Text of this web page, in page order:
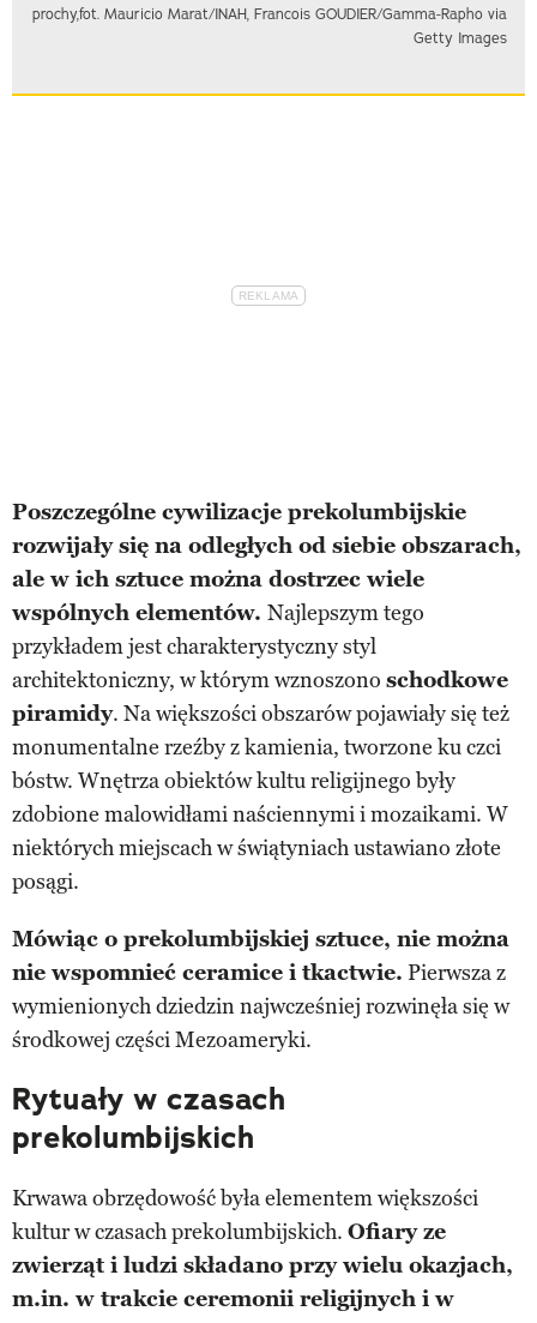
prochy,fot. Mauricio Marat/INAH, Francois GOUDIER/Gamma-Rapho via
Getty Images
Poszczególne cywilizacje prekolumbijskie
rozwijały się na odległych od siebie obszarach,
ale w ich sztuce można dostrzec wiele
wspólnych elementów. Najlepszym tego
przykładem jest charakterystyczny styl
architektoniczny, w którym wznoszono schodkowe
piramidy. Na większości obszarów pojawiały się też
monumentalne rzeźby z kamienia, tworzone ku czci
bóstw. Wnętrza obiektów kultu religijnego były
zdobione malowidłami naściennymi i mozaikami. W
niektórych miejscach w świątyniach ustawiano złote
posągi.
Mówiąc o prekolumbijskiej sztuce, nie można
nie wspomnieć ceramice i tkactwie. Pierwsza z
wymienionych dziedzin najwcześniej rozwinęła się w
środkowej części Mezoameryki.
Rytuały w czasach
prekolumbijskich
Krwawa obrzędowość była elementem większości
kultur w czasach prekolumbijskich. Ofiary ze
zwierząt i ludzi składano przy wielu okazjach,
m.in. w trakcie ceremonii religijnych i w